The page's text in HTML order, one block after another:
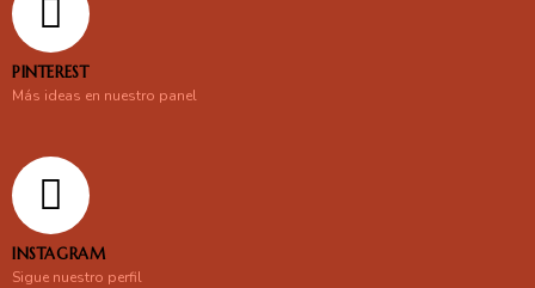
PINTEREST
Más ideas en nuestro panel
INSTAGRAM
Sigue nuestro perfil